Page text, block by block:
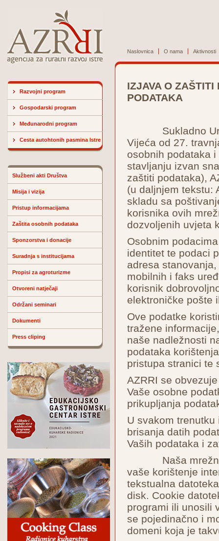
Naslovnica O nama Aktivnosti
Razvojni program
Gospodarski program
Međunarodni program
Cesta autohtonih pasmina Istre
Službeni akti Društva
Misija i vizija
Pristup informacijama
Zaštita osobnih podataka
Sponzorstva i donacije
Suradnja s institucijama
Propisi za agroturizme
Otvoreni natječaji
Održani seminari
Dokumenti
Press cliping
IZJAVA O ZAŠTITI
PODATAKA
Sukladno
Vijeća od 27.
osobnih podataka
stavljanju izvan
zaštiti podataka),
(u daljnjem tekstu:
skladu sa
korisnika ovih
dozvoljenih uvjeta
Osobnim
identitet te podaci
adresa
mobilnih i faks
korisnik
elektroničke pošte
Ove podatke
tražene
naše nadležnosti
podataka
pristupa stranici te
AZRRI se
Vaše osobne
prikupljanja
U svakom
brisanja datih
Vaših podataka i
Naša mrežna
vaše korištenje
tekstualna
disk. Cookie
programi ili unosili
se pojedinačno i
domeni koja je